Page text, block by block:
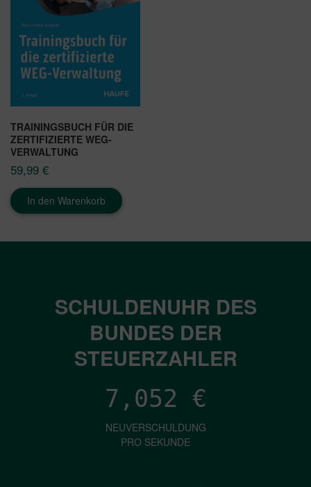
TRAININGSBUCH FÜR DIE
ZERTIFIZIERTE WEG-
VERWALTUNG
59,99 €
In den Warenkorb
SCHULDENUHR DES
BUNDES DER
STEUERZAHLER
7,052 €
NEUVERSCHULDUNG
PRO SEKUNDE